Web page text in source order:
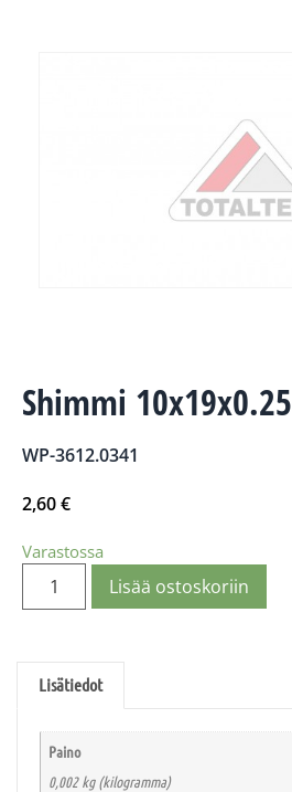
Shimmi 10x19x0.25
WP-3612.0341
2,60€
Varastossa
Lisää ostoskoriin
Lisätiedot
Paino
0,002 kg (kilogramma)